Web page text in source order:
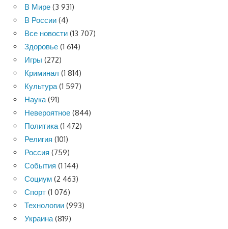
В Мире (3 931)
В России (4)
Все новости (13 707)
Здоровье (1 614)
Игры (272)
Криминал (1 814)
Культура(1 597)
Наука(91)
Невероятное (844)
Политика(1 472)
Религия (101)
Россия (759)
События (1 144)
Социум (2 463)
Спорт (1 076)
Технологии (993)
Украина(819)